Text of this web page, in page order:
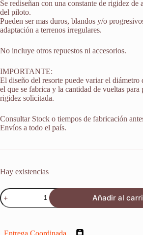
Se rediseñan con una constante de rigidez de
del piloto.
Pueden ser mas duros, blandos y/o
adaptación a terrenos irregulares.
No incluye otros repuestos ni accesorios.
IMPORTANTE:
El diseño del resorte puede variar el diámetro
el que se fabrica y la cantidad de vueltas para
rigidez solicitada.
Consultar Stock o tiempos de fabricación
Envíos a todo el país.
Hay existencias
Resorte
Monoshock
Suspension
350
Añadir al
Entrega Coordinada